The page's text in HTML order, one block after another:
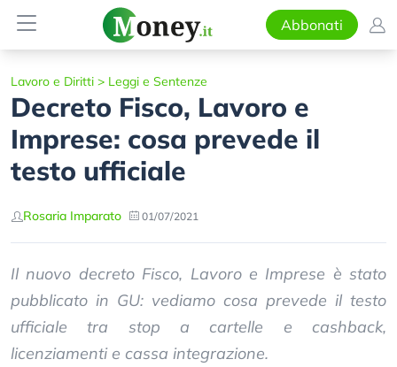
Abbonati
Lavoro e Diritti > Leggi e Sentenze
Decreto Fisco, Lavoro e
Imprese: cosa prevede il
testo ufficiale
Rosaria Imparato 01/07/2021
Il nuovo decreto Fisco, Lavoro e Imprese è stato
pubblicato in GU: vediamo cosa prevede il testo
ufficiale tra stop a cartelle e cashback,
licenziamenti e cassa integrazione.